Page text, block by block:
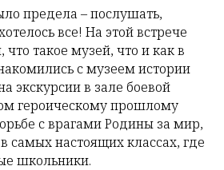
предела – послушать,
все! На этой встрече
такое музей, что и как в
с музеем истории
экскурсии в зале боевой
героическому прошлому
с врагами Родины за мир,
самых настоящих классах, где
школьники.